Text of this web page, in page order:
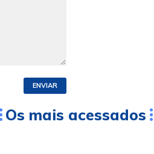
ENVIAR
Os mais acessados